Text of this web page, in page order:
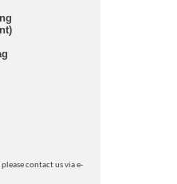
contact us via e-